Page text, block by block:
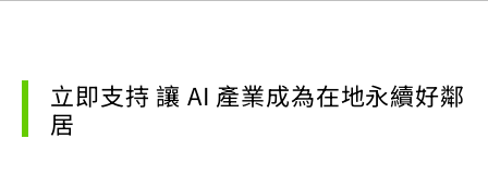
立即支持 讓 AI 產業成為在地永續好鄰
居